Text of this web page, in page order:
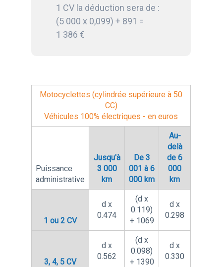
1 CV la déduction sera de :
(5 000 x 0,099) + 891 =
1 386 €
Motocyclettes (cylindrée supérieure à 50
CC)
Véhicules 100% électriques - en euros
Puissance
administrative
Jusqu'à
3 000
km
De 3
001 à 6
000 km
Au-
delà
de 6
000
km
1 ou 2 CV
d x
0.474
(d x
0.119)
+ 1069
d x
0.298
3, 4, 5 CV
d x
0.562
(d x
0.098)
+ 1390
d x
0.330